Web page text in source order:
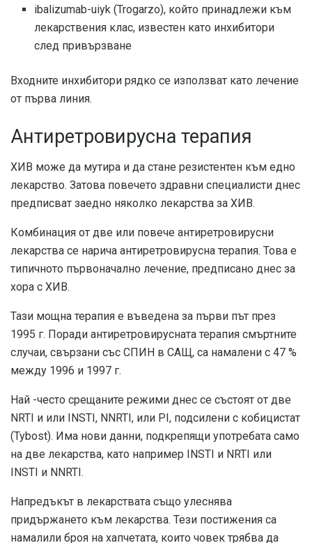
ibalizumab-uiyk (Trogarzo), който принадлежи към
лекарствения клас, известен като инхибитори
след привързване
Входните инхибитори рядко се използват като лечение
от първа линия.
Антиретровирусна терапия
ХИВ може да мутира и да стане резистентен към едно
лекарство. Затова повечето здравни специалисти днес
предписват заедно няколко лекарства за ХИВ.
Комбинация от две или повече антиретровирусни
лекарства се нарича антиретровирусна терапия. Това е
типичното първоначално лечение, предписано днес за
хора с ХИВ.
Тази мощна терапия е въведена за първи път през
1995 г. Поради антиретровирусната терапия смъртните
случаи, свързани със СПИН в САЩ, са намалени с 47 %
между 1996 и 1997 г.
Най -често срещаните режими днес се състоят от две
NRTI и или INSTI, NNRTI, или PI, подсилени с кобицистат
(Tybost). Има нови данни, подкрепящи употребата само
на две лекарства, като например INSTI и NRTI или
INSTI и NNRTI.
Напредъкът в лекарствата също улеснява
придържането към лекарства. Тези постижения са
намалили броя на хапчетата, които човек трябва да